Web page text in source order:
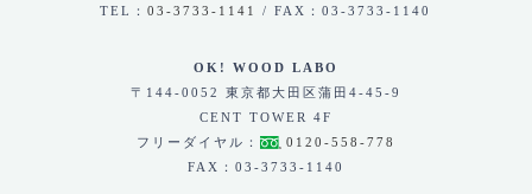
TEL：03-3733-1141 / FAX：03-3733-1140
OK! WOOD LABO
〒144-0052 東京都大田区蒲田4-45-9
CENT TOWER 4F
フリーダイヤル：
0120-558-778
FAX：03-3733-1140